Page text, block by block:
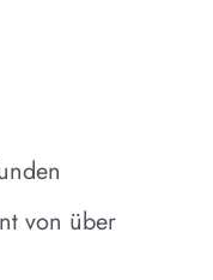
von über